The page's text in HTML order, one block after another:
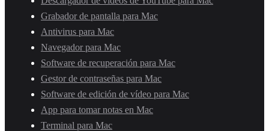
Grabador de pantalla para Mac
Antivirus para Mac
Navegador para Mac
Software de recuperación para Mac
Gestor de contraseñas para Mac
Software de edición de vídeo para Mac
App para tomar notas en Mac
Terminal para Mac